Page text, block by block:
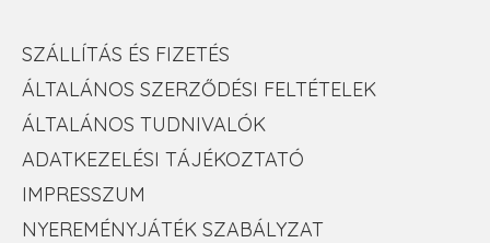
SZÁLLÍTÁS ÉS FIZETÉS
ÁLTALÁNOS SZERZŐDÉSI FELTÉTELEK
ÁLTALÁNOS TUDNIVALÓK
ADATKEZELÉSI TÁJÉKOZTATÓ
IMPRESSZUM
NYEREMÉNYJÁTÉK SZABÁLYZAT